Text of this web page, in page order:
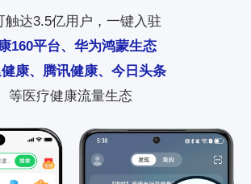
触达3.5亿用户，一键入驻
160平台、华为鸿蒙生态
健康、腾讯健康、今日头条
等医疗健康流量生态